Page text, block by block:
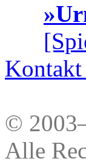
©
Alle